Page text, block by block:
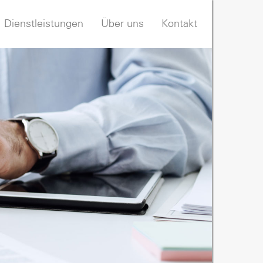
Dienstleistungen Über uns Kontakt